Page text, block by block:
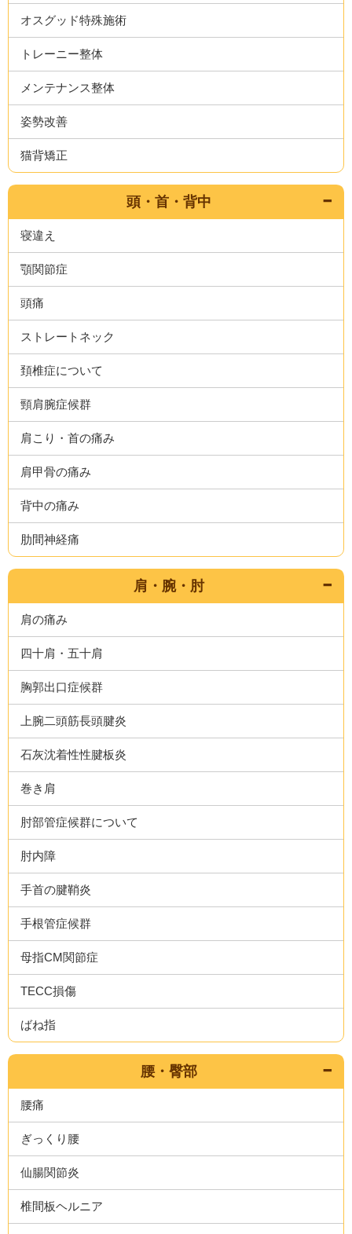
オスグッド特殊施術
トレーニー整体
メンテナンス整体
姿勢改善
猫背矯正
頭・首・背中
寝違え
顎関節症
頭痛
ストレートネック
頚椎症について
頸肩腕症候群
肩こり・首の痛み
肩甲骨の痛み
背中の痛み
肋間神経痛
肩・腕・肘
肩の痛み
四十肩・五十肩
胸郭出口症候群
上腕二頭筋長頭腱炎
石灰沈着性性腱板炎
巻き肩
肘部管症候群について
肘内障
手首の腱鞘炎
手根管症候群
母指CM関節症
TECC損傷
ばね指
腰・臀部
腰痛
ぎっくり腰
仙腸関節炎
椎間板ヘルニア